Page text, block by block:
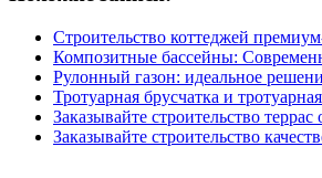
Строительство коттеджей
Композитные бассейны:
Рулонный газон: идеальное
Тротуарная брусчатка и
Заказывайте строительство
Заказывайте строительство